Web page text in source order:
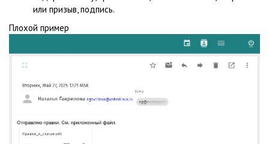
или призыв, подпись.
Плохой пример